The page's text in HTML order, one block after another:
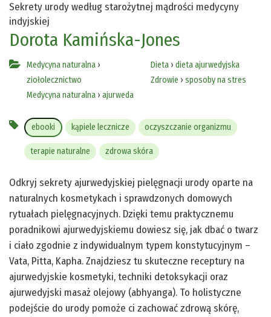
Sekrety urody według starożytnej mądrości medycyny
indyjskiej
Dorota Kamińska-Jones
Medycyna naturalna ›
ziołolecznictwo
Medycyna naturalna › ajurweda
Dieta› dieta ajurwedyjska
Zdrowie › sposoby na stres
ebooki kąpiele lecznicze oczyszczanie organizmu
terapie naturalne zdrowa skóra
Odkryj sekrety ajurwedyjskiej pielęgnacji urody oparte na
naturalnych kosmetykach i sprawdzonych domowych
rytuałach pielęgnacyjnych. Dzięki temu praktycznemu
poradnikowi ajurwedyjskiemu dowiesz się, jak dbać o twarz
i ciało zgodnie z indywidualnym typem konstytucyjnym –
Vata, Pitta, Kapha. Znajdziesz tu skuteczne receptury na
ajurwedyjskie kosmetyki, techniki detoksykacji oraz
ajurwedyjski masaż olejowy (abhyanga). To holistyczne
podejście do urody pomoże ci zachować zdrową skórę,